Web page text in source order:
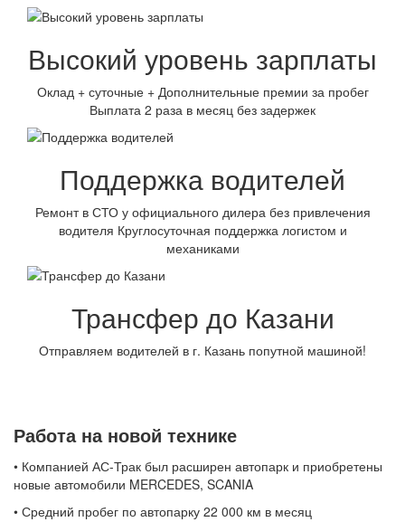
Высокий уровень зарплаты
Оклад + суточные + Дополнительные премии за пробег
Выплата 2 раза в месяц без задержек
Поддержка водителей
Ремонт в СТО у официального дилера без привлечения
водителя Круглосуточная поддержка логистом и
механиками
Трансфер до Казани
Отправляем водителей в г. Казань попутной машиной!
Работа на новой технике
• Компанией АС-Трак был расширен автопарк и приобретены
новые автомобили MERCEDES, SCANIA
• Средний пробег по автопарку 22 000 км в месяц